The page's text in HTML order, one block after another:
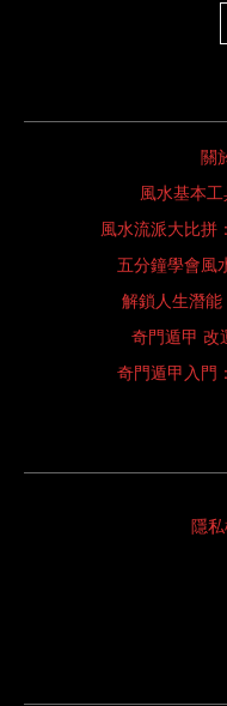
關
風水基本
風水流派大比拼
五分鐘學會風
解鎖人生潛能
奇門遁甲 改
奇門遁甲入門
隱